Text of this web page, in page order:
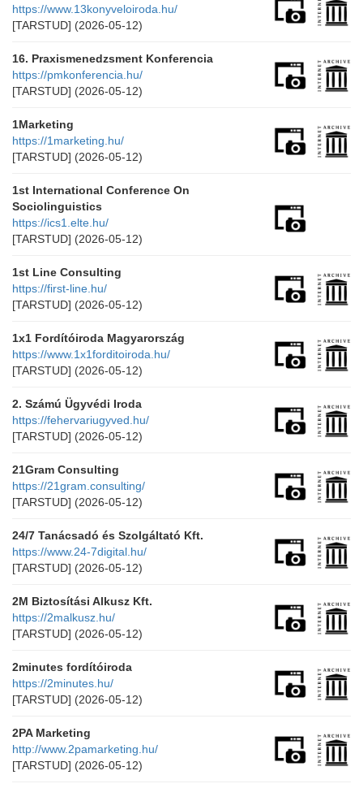
https://www.13konyveloiroda.hu/
[TARSTUD] (2026-05-12)
16. Praxismenedzsment Konferencia
https://pmkonferencia.hu/
[TARSTUD] (2026-05-12)
1Marketing
https://1marketing.hu/
[TARSTUD] (2026-05-12)
1st International Conference On
Sociolinguistics
https://ics1.elte.hu/
[TARSTUD] (2026-05-12)
1st Line Consulting
https://first-line.hu/
[TARSTUD] (2026-05-12)
1x1 Fordítóiroda Magyarország
https://www.1x1forditoiroda.hu/
[TARSTUD] (2026-05-12)
2. Számú Ügyvédi Iroda
https://fehervariugyved.hu/
[TARSTUD] (2026-05-12)
21Gram Consulting
https://21gram.consulting/
[TARSTUD] (2026-05-12)
24/7 Tanácsadó és Szolgáltató Kft.
https://www.24-7digital.hu/
[TARSTUD] (2026-05-12)
2M Biztosítási Alkusz Kft.
https://2malkusz.hu/
[TARSTUD] (2026-05-12)
2minutes fordítóiroda
https://2minutes.hu/
[TARSTUD] (2026-05-12)
2PA Marketing
http://www.2pamarketing.hu/
[TARSTUD] (2026-05-12)